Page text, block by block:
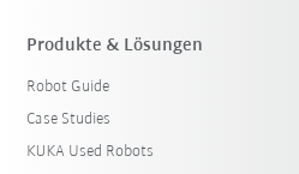
Produkte & Lösungen
Robot Guide
Case Studies
KUKA Used Robots